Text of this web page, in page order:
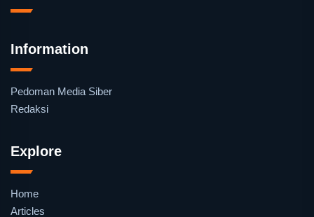
Information
Pedoman Media Siber
Redaksi
Explore
Home
Articles